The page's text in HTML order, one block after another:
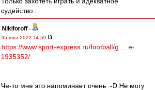
судейство..
Nikiforoff -
05 июн 2022 14:59
https://www.sport-express.ru/football/g ... e-
1935352/
Че-то мне это напоминает очень :-D.Не могу